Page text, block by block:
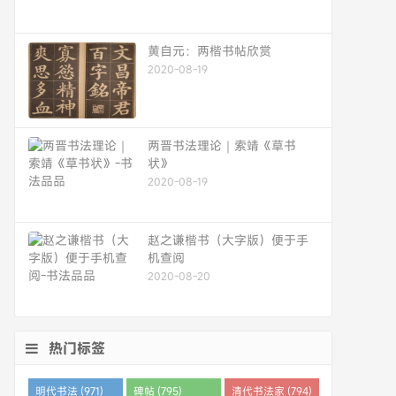
黄自元：两楷书帖欣赏
2020-08-19
两晋书法理论｜索靖《草书
状》
2020-08-19
赵之谦楷书（大字版）便于手
机查阅
2020-08-20
热门标签
明代书法 (971) 碑帖 (795) 清代书法家 (794)